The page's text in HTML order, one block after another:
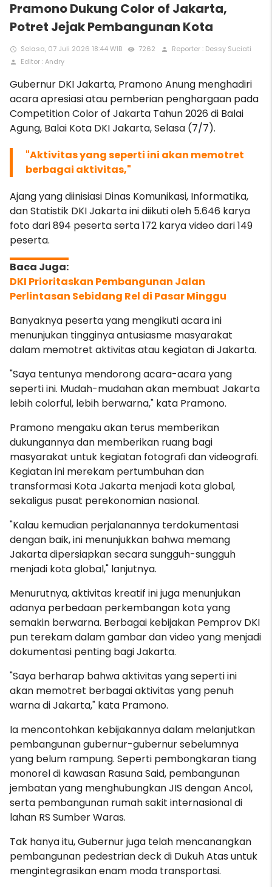
Pramono Dukung Color of Jakarta,
Potret Jejak Pembangunan Kota
access_time Selasa, 07 Juli 2026 18:44 WIB remove_red_eye 7262 person Reporter : Dessy Suciati
person Editor : Andry
Gubernur DKI Jakarta, Pramono Anung menghadiri
acara apresiasi atau pemberian penghargaan pada
Competition Color of Jakarta Tahun 2026 di Balai
Agung, Balai Kota DKI Jakarta, Selasa (7/7).
"Aktivitas yang seperti ini akan memotret
berbagai aktivitas,"
Ajang yang diinisiasi Dinas Komunikasi, Informatika,
dan Statistik DKI Jakarta ini diikuti oleh 5.646 karya
foto dari 894 peserta serta 172 karya video dari 149
peserta.
DKI Prioritaskan Pembangunan Jalan
Perlintasan Sebidang Rel di Pasar Minggu
Banyaknya peserta yang mengikuti acara ini
menunjukan tingginya antusiasme masyarakat
dalam memotret aktivitas atau kegiatan di Jakarta.
"Saya tentunya mendorong acara-acara yang
seperti ini. Mudah-mudahan akan membuat Jakarta
lebih colorful, lebih berwarna," kata Pramono.
Pramono mengaku akan terus memberikan
dukungannya dan memberikan ruang bagi
masyarakat untuk kegiatan fotografi dan videografi.
Kegiatan ini merekam pertumbuhan dan
transformasi Kota Jakarta menjadi kota global,
sekaligus pusat perekonomian nasional.
"Kalau kemudian perjalanannya terdokumentasi
dengan baik, ini menunjukkan bahwa memang
Jakarta dipersiapkan secara sungguh-sungguh
menjadi kota global," lanjutnya.
Menurutnya, aktivitas kreatif ini juga menunjukan
adanya perbedaan perkembangan kota yang
semakin berwarna. Berbagai kebijakan Pemprov DKI
pun terekam dalam gambar dan video yang menjadi
dokumentasi penting bagi Jakarta.
"Saya berharap bahwa aktivitas yang seperti ini
akan memotret berbagai aktivitas yang penuh
warna di Jakarta," kata Pramono.
Ia mencontohkan kebijakannya dalam melanjutkan
pembangunan gubernur-gubernur sebelumnya
yang belum rampung. Seperti pembongkaran tiang
monorel di kawasan Rasuna Said, pembangunan
jembatan yang menghubungkan JIS dengan Ancol,
serta pembangunan rumah sakit internasional di
lahan RS Sumber Waras.
Tak hanya itu, Gubernur juga telah mencanangkan
pembangunan pedestrian deck di Dukuh Atas untuk
mengintegrasikan enam moda transportasi.